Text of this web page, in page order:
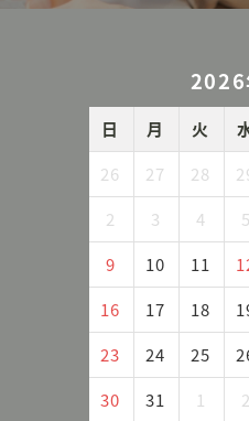
2026
日 月 火
26
27 28
2
3 4 5
9
10 11
16
17 18
23
24 25
30
31 1 2